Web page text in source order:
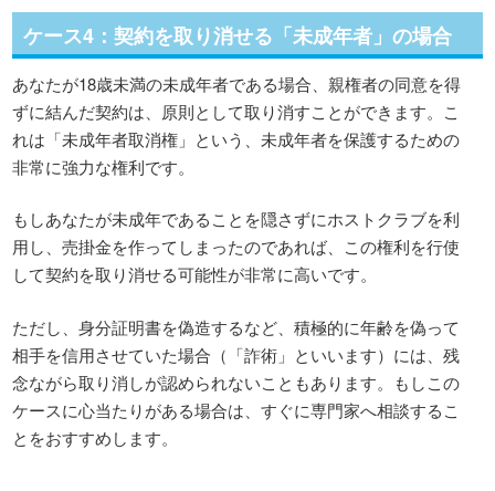
ケース4：契約を取り消せる「未成年者」の場合
あなたが18歳未満の未成年者である場合、親権者の同意を得
ずに結んだ契約は、原則として取り消すことができます。こ
れは「未成年者取消権」という、未成年者を保護するための
非常に強力な権利です。
もしあなたが未成年であることを隠さずにホストクラブを利
用し、売掛金を作ってしまったのであれば、この権利を行使
して契約を取り消せる可能性が非常に高いです。
ただし、身分証明書を偽造するなど、積極的に年齢を偽って
相手を信用させていた場合（「詐術」といいます）には、残
念ながら取り消しが認められないこともあります。もしこの
ケースに心当たりがある場合は、すぐに専門家へ相談するこ
とをおすすめします。